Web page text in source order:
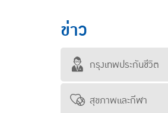
ข่าว
กรุงเทพประกันชีวิต
สุขภาพและกีฬา